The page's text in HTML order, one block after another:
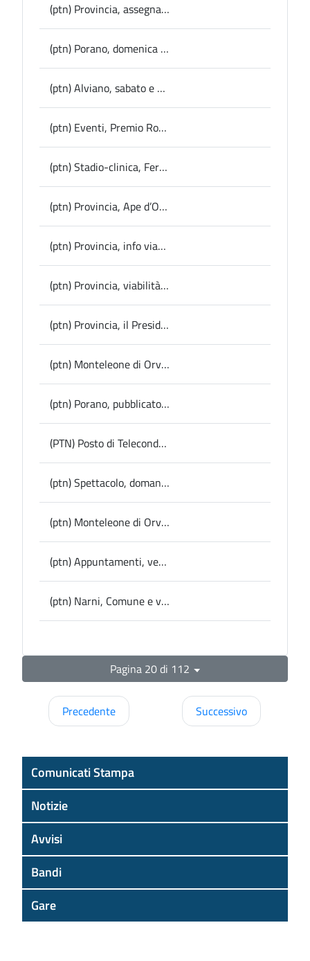
(ptn) Provincia, assegnate le benemerenze civiche dell’Ape d’Oro
(ptn) Porano, domenica prossima a Villa Paolina terza edizione di “Terre e Trame” dedicato all’”Ars Vetana” e alla storica figura di Velia Pollegioni
(ptn) Alviano, sabato e domenica prossimi la 17esima edizione di “Olio e Farro”
(ptn) Eventi, Premio Roberto Rossellini: domani alla Festa del Cinema di Roma la proiezione dei cortometraggi vincitori girati a Calvi dell’Umbria
(ptn) Stadio-clinica, Ferranti: “l’impugnazione della Regione è un atto surreale”
(ptn) Provincia, Ape d’Oro: ecco chi sarà premiato con la benemerenza civica, venerdì 24 ottobre la cerimonia in sala del Consiglio
(ptn) Provincia, info viabilità: senso unico alternato sulla Sp 42 dell’Arcone in loc. Canale (Orvieto)
(ptn) Provincia, viabilità: al via i lavori a Orvieto e San Venanzo, domani quelli nel centro abitato di Amelia
(ptn) Provincia, il Presidente Bandecchi ha chiesto un incontro al Ministro Salvini: sul tavolo le proposte di intervento per strade, scuole e complessi monumentali
(ptn) Monteleone di Orvieto, il Comune aderisce ad Ansc: lo stato civile nella rete nazionale, per i cittadini più facile l'accesso ai dati
(ptn) Porano, pubblicato dal Comune l’avviso per l’accesso ai fondi regionali di sostegno alle famiglie numerose
(PTN) Posto di Teleconduzione Enel, Provincia e Comune di Terni ribadiscono il no alla chiusura: snodo fondamentale per il governo del territorio e lo sviluppo
(ptn) Spettacolo, domani all’Oasi di Alviano Verdecoprente propone “Una storia meravigliosa”
(ptn) Monteleone di Orvieto, attivi da inizio ottobre i servizi sociali di Operatore di Quartiere e di Accompagnamento e Trasporto
(ptn) Appuntamenti, venerdì all’Archivio di Stato di Terni l’iniziativa per ricordare Mario Andrea Bartolini
(ptn) Narni, Comune e volontari ripuliscono le grotte delle Gole del Nera: l’iniziativa domenica prossima
Pagina 20 di 112
Precedente Successivo
Comunicati Stampa
Notizie
Avvisi
Bandi
Gare